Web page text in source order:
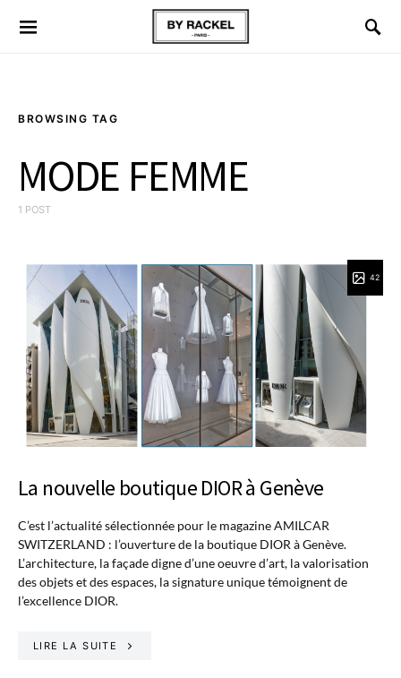
BROWSING TAG
MODE FEMME
1 POST
42
La nouvelle boutique DIOR à Genève
C’est l’actualité sélectionnée pour le magazine AMILCAR
SWITZERLAND : l’ouverture de la boutique DIOR à Genève.
L’architecture, la façade digne d’une oeuvre d’art, la valorisation
des objets et des espaces, la signature unique témoignent de
l’excellence DIOR.
LIRE LA SUITE